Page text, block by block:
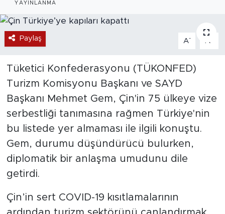
YAYINLANMA
Paylaş A- A
Tüketici Konfederasyonu (TÜKONFED)
Turizm Komisyonu Başkanı ve SAYD
Başkanı Mehmet Gem, Çin'in 75 ülkeye vize
serbestliği tanımasına rağmen Türkiye'nin
bu listede yer almaması ile ilgili konuştu.
Gem, durumu düşündürücü bulurken,
diplomatik bir anlaşma umudunu dile
getirdi.
Çin’in sert COVID-19 kısıtlamalarının